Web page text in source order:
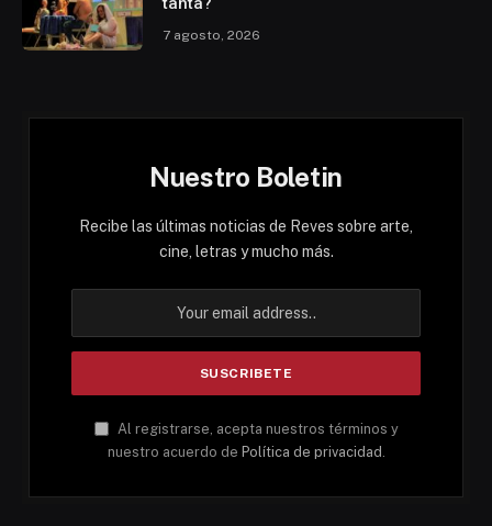
7 agosto, 2026
Nuestro Boletin
Recibe las últimas noticias de Reves sobre arte,
cine, letras y mucho más.
Al registrarse, acepta nuestros términos y
nuestro acuerdo de Política de privacidad